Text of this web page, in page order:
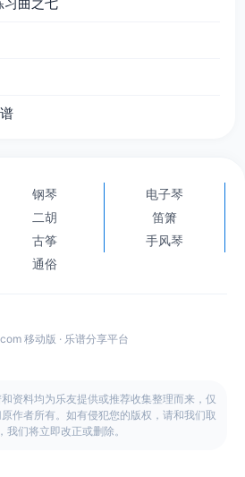
钢琴
电子琴
二胡
笛箫
古筝
手风琴
通俗
移动版 · 乐谱分享平台
资料均为乐友提供或推荐收集整理而来，仅
作者所有。如有侵犯您的版权，请和我们取
我们将立即改正或删除。